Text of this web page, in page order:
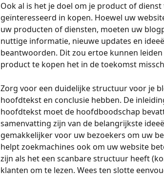
Ook al is het je doel om je product of
geïnteresseerd in kopen. Hoewel uw
uw producten of diensten, moeten uw
nuttige informatie, nieuwe updates en
beantwoorden. Dit zou ertoe kunnen
product te kopen het in de toekomst
Zorg voor een duidelijke structuur voor je
hoofdtekst en conclusie hebben. De
hoofdtekst moet de hoofdboodschap
samenvatting zijn van de belangrijkste
gemakkelijker voor uw bezoekers om uw
helpt zoekmachines ook om uw website
zijn als het een scanbare structuur heeft
klanten om te lezen. Wees ten slotte